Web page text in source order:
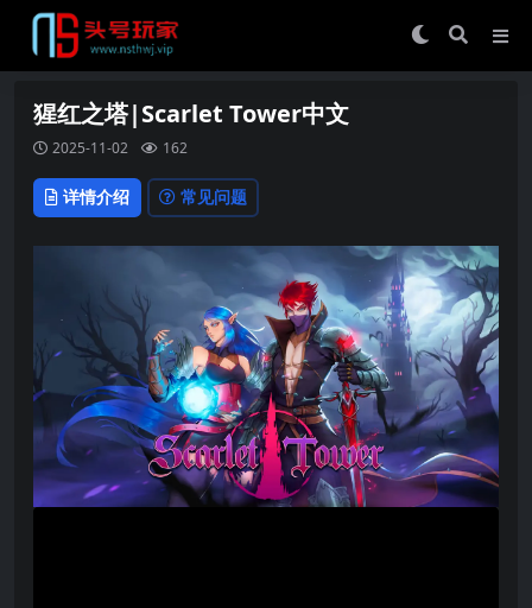
猩红之塔|Scarlet Tower中文
2025-11-02 162
详情介绍 常见问题